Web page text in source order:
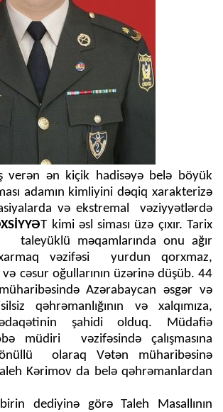
verən ən kiçik hadisəyə belə böyük
adamın kimliyini dəqiq xarakterizə
və ekstremal vəziyyətlərdə
T kimi əsl siması üzə çıxır. Tarix
məqamlarında onu ağır
vəzifəsi yurdun qorxmaz,
cəsur oğullarının üzərinə düşüb. 44
Azərabaycan əsgər və
qəhrəmanlığının və xalqımıza,
şahidi olduq. Müdafiə
müdiri vəzifəsində çalışmasına
olaraq Vətən müharibəsinə
Kərimov da belə qəhrəmanlardan
dediyinə görə Taleh Masallının